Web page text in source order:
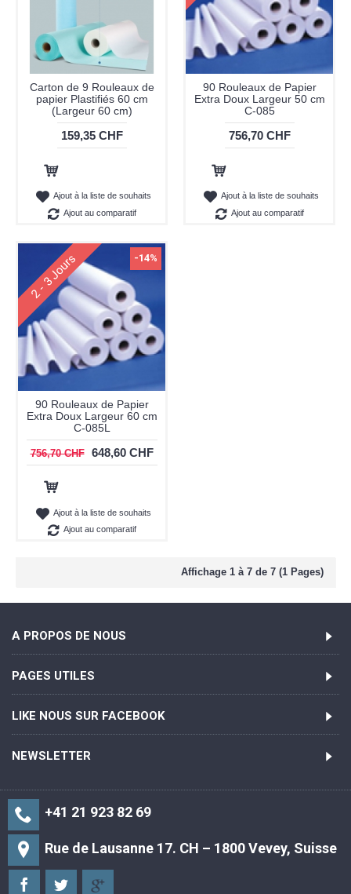
Carton de 9 Rouleaux de
papier Plastifiés 60 cm
(Largeur 60 cm)
159,35 CHF
Ajout à la liste de souhaits
Ajout au comparatif
90 Rouleaux de Papier
Extra Doux Largeur 50 cm
C-085
756,70 CHF
Ajout à la liste de souhaits
Ajout au comparatif
-14%
2 - 3 Jours
90 Rouleaux de Papier
Extra Doux Largeur 60 cm
C-085L
756,70 CHF 648,60 CHF
Ajout à la liste de souhaits
Ajout au comparatif
Affichage 1 à 7 de 7 (1 Pages)
A PROPOS DE NOUS
PAGES UTILES
LIKE NOUS SUR FACEBOOK
NEWSLETTER
+41 21 923 82 69
Rue de Lausanne 17. CH – 1800 Vevey, Suisse